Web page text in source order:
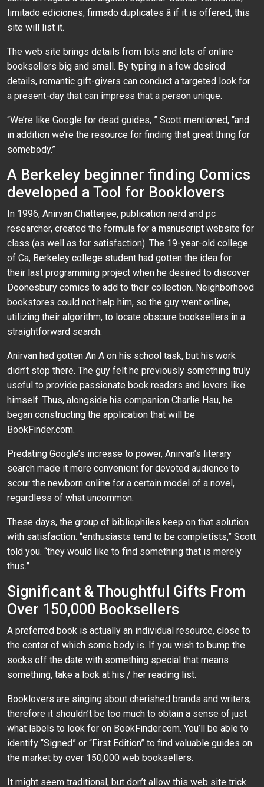
limitado ediciones, firmado duplicates â if it is offered, this
site will list it.
The web site brings details from lots and lots of online
booksellers big and small. By typing in a few desired
details, romantic gift-givers can conduct a targeted look for
a present-day that can impress that a person unique.
“We’re like Google for dead guides, ” Scott mentioned, “and
in addition we’re the resource for finding that great thing for
somebody.”
A Berkeley beginner finding Comics
developed a Tool for Booklovers
In 1996, Anirvan Chatterjee, publication nerd and pc
researcher, created the formula for a manuscript website for
class (as well as for satisfaction). The 19-year-old college
of Ca, Berkeley college student had gotten the idea for
their last programming project when he desired to discover
Doonesbury comics to add to their collection. Neighborhood
bookstores could not help him, so the guy went online,
utilizing their algorithm, to locate obscure booksellers in a
straightforward search.
Anirvan had gotten An A on his school task, but his work
didn’t stop there. The guy felt he previously something truly
useful to provide passionate book readers and lovers like
himself. Thus, alongside his companion Charlie Hsu, he
began constructing the application that will be
BookFinder.com.
Predating Google’s increase to power, Anirvan’s literary
search made it more convenient for devoted audience to
scour the newborn online for a certain model of a novel,
regardless of what uncommon.
These days, the group of bibliophiles keep on that solution
with satisfaction. “enthusiasts tend to be completists,” Scott
told you. “they would like to find something that is merely
thus.”
Significant & Thoughtful Gifts From
Over 150,000 Booksellers
A preferred book is actually an individual resource, close to
the center of which some body is. If you wish to bump the
socks off the date with something special that means
something, take a look at his / her reading list.
Booklovers are singing about cherished brands and writers,
therefore it shouldn’t be too much to obtain a sense of just
what labels to look for on BookFinder.com. You’ll be able to
identify “Signed” or “First Edition” to find valuable guides on
the market by over 150,000 web booksellers.
It might seem traditional, but don’t allow this web site trick